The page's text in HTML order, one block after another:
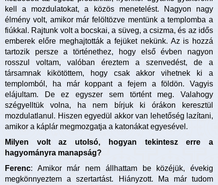
kell a mozdulatokat, a közös menetelést. Nagyon nagy
élmény volt, amikor már felöltözve mentünk a templomba a
fiúkkal. Rajtunk volt a bocskai, a süveg, a csizma, és az idős
emberek előre meghajtották a fejüket nekünk. Az is hozzá
tartozik persze a történethez, hogy első évben nagyon
rosszul voltam, valóban éreztem a szenvedést, de a
társamnak kikötöttem, hogy csak akkor vihetnek ki a
templomból, ha már koppant a fejem a földön. Vagyis
elájultam. De ez egyszer sem történt meg. Valahogy
szégyelltük volna, ha nem bírjuk ki órákon keresztül
mozdulatlanul. Hiszen egyedül akkor van lehetőség lazítani,
amikor a káplár megmozgatja a katonákat egyesével.
Milyen volt az utolsó, hogyan tekintesz erre a
hagyományra manapság?
Ferenc: Amikor már nem állhattam be közéjük, évekig
megkönnyeztem a szertartást. Hiányzott. Ma már tudom